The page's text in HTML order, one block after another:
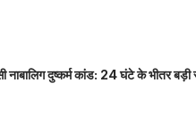
नाबालिग दुष्कर्म कांड: 24 घंटे के भीतर